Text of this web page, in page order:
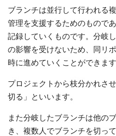
ブランチは並行して行われる
管理を支援するためのもので
記録していくものです。分岐
の影響を受けないため、同リ
時に進めていくことができます
プロジェクトから枝分かれさ
切る」といいます。
また分岐したブランチは他の
き、複数人でブランチを切っ